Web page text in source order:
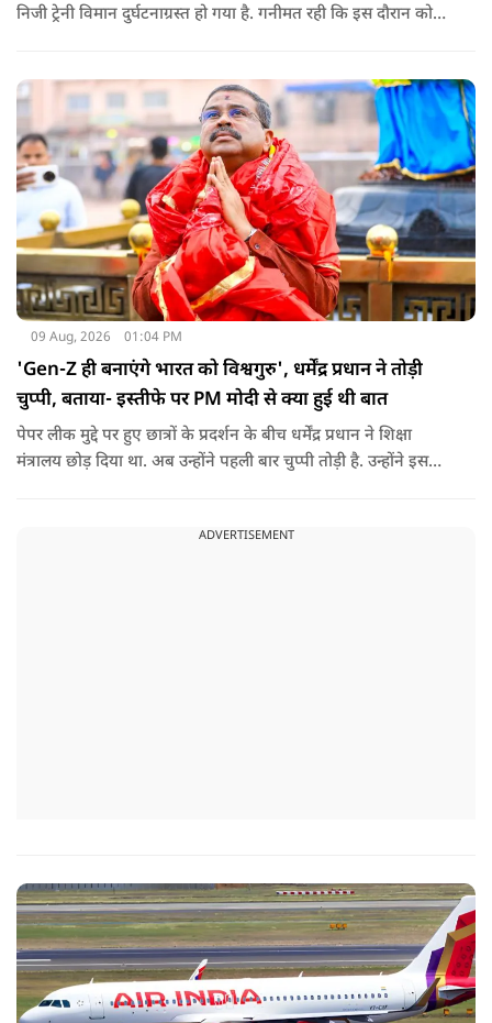
निजी ट्रेनी विमान दुर्घटनाग्रस्त हो गया है. गनीमत रही कि इस दौरान कोई
09 Aug, 2026 01:04 PM
'Gen-Z ही बनाएंगे भारत को विश्वगुरु', धर्मेंद्र प्रधान ने तोड़ी
चुप्पी, बताया- इस्तीफे पर PM मोदी से क्या हुई थी बात
पेपर लीक मुद्दे पर हुए छात्रों के प्रदर्शन के बीच धर्मेंद्र प्रधान ने शिक्षा
मंत्रालय छोड़ दिया था. अब उन्होंने पहली बार चुप्पी तोड़ी है. उन्होंने इस
ADVERTISEMENT